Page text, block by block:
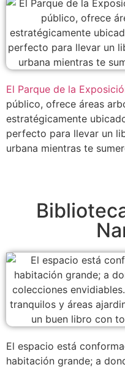
El Parque de la
público, ofrece áreas
estratégicamente
perfecto para llevar un
urbana mientras te
El espacio está
habitación grande; a